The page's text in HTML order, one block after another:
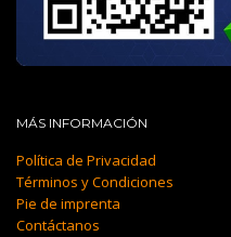
MÁS INFORMACIÓN
Política de Privacidad
Términos y Condiciones
Pie de imprenta
Contáctanos